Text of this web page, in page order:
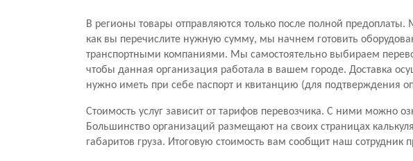
В регионы товары отправляются только после полной
как вы перечислите нужную сумму, мы начнем готовить
транспортными компаниями. Мы самостоятельно выбираем
чтобы данная организация работала в вашем городе. Доставка
нужно иметь при себе паспорт и квитанцию (для подтверждения
Стоимость услуг зависит от тарифов перевозчика. С ними можно
Большинство организаций размещают на своих страницах
габаритов груза. Итоговую стоимость вам сообщит наш сотрудник